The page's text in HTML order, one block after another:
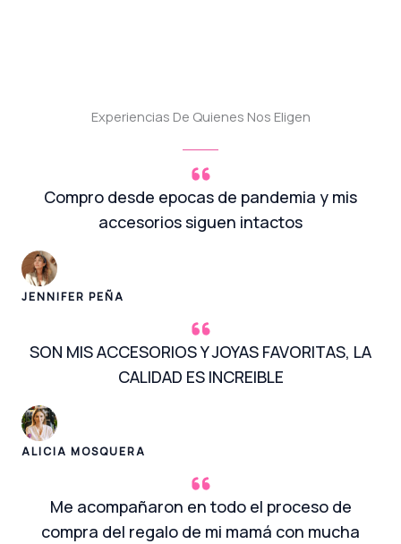
Experiencias De Quienes Nos Eligen
Compro desde epocas de pandemia y mis
accesorios siguen intactos
JENNIFER PEÑA
SON MIS ACCESORIOS Y JOYAS FAVORITAS, LA
CALIDAD ES INCREIBLE
ALICIA MOSQUERA
Me acompañaron en todo el proceso de
compra del regalo de mi mamá con mucha